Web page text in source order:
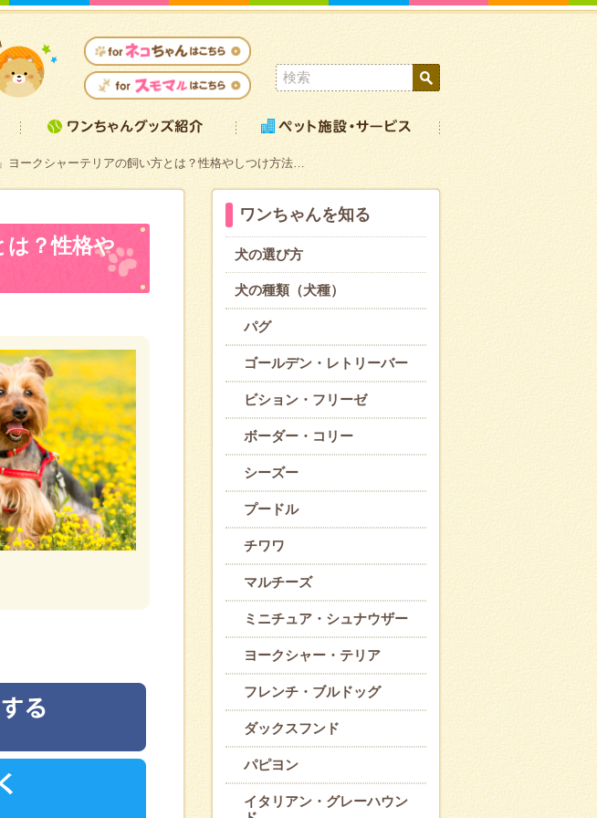
ヨークシャーテリアの飼い方とは？性格やしつけ方法…
は？性格や
ワンちゃんを知る
犬の選び方
犬の種類（犬種）
パグ
ゴールデン・レトリーバー
ビション・フリーゼ
ボーダー・コリー
シーズー
プードル
チワワ
マルチーズ
ミニチュア・シュナウザー
ヨークシャー・テリア
フレンチ・ブルドッグ
ダックスフンド
パピヨン
イタリアン・グレーハウン